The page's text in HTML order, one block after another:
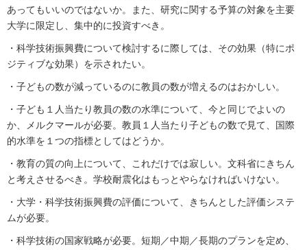
あってもいいのではないか。また、研究に関する予算の対象を主要
大学に限定し、集中的に投資すべき。
・科学技術振興費について検討するに際しては、その効果（特にポ
ジティブな効果）を示されたい。
・子どもの数が減っているのに教員の数が増えるのはおかしい。
・子ども１人当たり教員の数の水準について、今と同じでよいの
か、メルクマールが必要。教員１人当たり子どもの数で見て、国際
的水準を１つの指標としてはどうか。
・教育の質の向上について、これだけでは寂しい。文科省にきちん
と考えさせるべき。学校耐震化はもっとやらなければいけない。
・大学・科学技術振興費の評価について、きちんとした評価システ
ムが必要。
・科学技術の国家戦略が必要。短期／中期／長期のプランを定め、